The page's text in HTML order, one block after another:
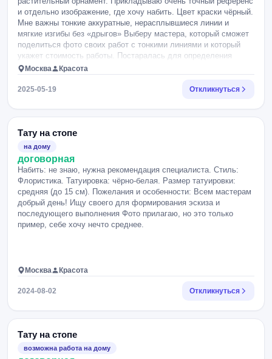
и отдельно изображение, где хочу набить. Цвет краски чёрный.
Мне важны тонкие аккуратные, нерасплывшиеся линии и
мягкие изгибы без «дрыгов» Выберу мастера, который сможет
поделиться фото своих работ с тонкими линиями и который
укажет стоимость работы. Постаралась для определения
стоимости приложить максимально точный размер (длина
рисунка до 21 см) и референс 🙏🏼.
Москва Красота
2025-05-19 Откликнуться
Тату на стопе
на дому
договорная
Набить: не знаю, нужна рекомендация специалиста. Стиль:
Флористика. Татуировка: чёрно-белая. Размер татуировки:
средняя (до 15 см). Пожелания и особенности: Всем мастерам
добрый день! Ищу своего для формирования эскиза и
последующего выполнения Фото прилагаю, но это только
пример, себе хочу нечто среднее.
Москва Красота
2024-08-02 Откликнуться
Тату на стопе
возможна работа на дому